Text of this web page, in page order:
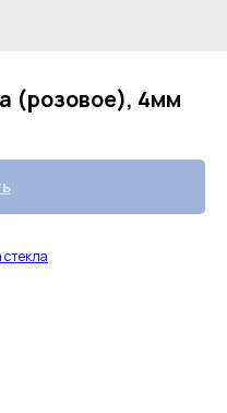
(розовое), 4мм
стекла